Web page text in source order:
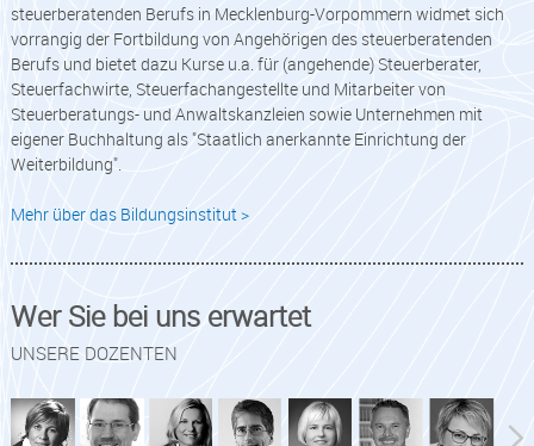
steuerberatenden Berufs in Mecklenburg-Vorpommern widmet sich
vorrangig der Fortbildung von Angehörigen des steuerberatenden
Berufs und bietet dazu Kurse u.a. für (angehende) Steuerberater,
Steuerfachwirte, Steuerfachangestellte und Mitarbeiter von
Steuerberatungs- und Anwaltskanzleien sowie Unternehmen mit
eigener Buchhaltung als "Staatlich anerkannte Einrichtung der
Weiterbildung".
Mehr über das Bildungsinstitut >
Wer Sie bei uns erwartet
UNSERE DOZENTEN